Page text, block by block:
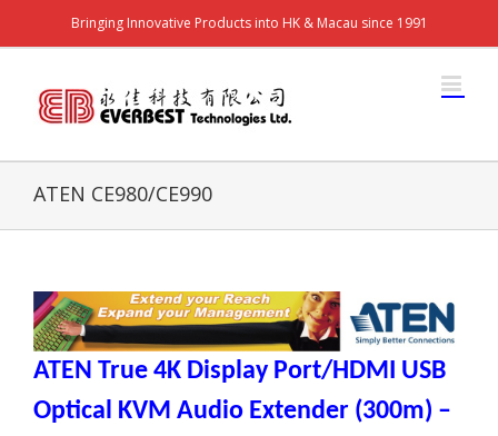
Bringing Innovative Products into HK & Macau since 1991
ATEN CE980/CE990
ATEN True 4K Display Port/HDMI USB
Optical KVM Audio Extender (300m) –